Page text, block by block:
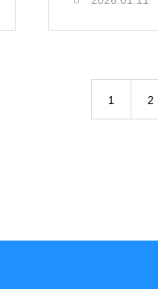
1 2